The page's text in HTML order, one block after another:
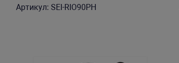
Артикул: SEI-RIO90PH